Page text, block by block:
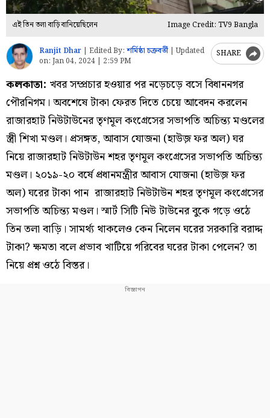
এই তিন তলা বাড়ি বানিয়েছিলেন Image Credit: TV9 Bangla
Ranjit Dhar Edited By: শর্মিষ্ঠা চক্রবর্তী |Updated
on: Jan 04, 2024 | 2:59 PM
SHARE
কলকাতা: খবর সম্প্রচার হওয়ার পর নড়েচড়ে বসে বিধাননগর
পৌরনিগম। অবশেষে টাকা ফেরত দিতে চেয়ে আবেদন করলেন
রাজারহাট নিউটাউনের তৃণমূল কংগ্রেসের সভাপতি অচিন্ত্য মণ্ডলের
স্ত্রী শিখা মণ্ডল। প্রসঙ্গত, আবাস যোজনা (হাউজ় ফর অল) ঘর
নিয়ে রাজারহাট নিউটাউন শহর তৃণমূল কংগ্রেসের সভাপতি অচিন্ত্য
মণ্ডল। ২০১৯-২০ বর্ষে প্রধানমন্ত্রীর আবাস যোজনা (হাউজ় ফর
অল) ঘরের টাকা পান রাজারহাট নিউটাউন শহর তৃণমূল কংগ্রেসের
সভাপতি অচিন্ত্য মণ্ডল। স্মার্ট সিটি নিউ টাউনের বুকে গড়ে ওঠে
তিন তলা বাড়ি। সামর্থ্য থাকলেও কেন নিলেন ঘরের সরকারি বরাদ্দ
টাকা? ক্ষমতা বলে প্রভাব খাটিয়ে গরিবের ঘরের টাকা পেলেন? তা
নিয়ে প্রশ্ন ওঠে বিস্তর।